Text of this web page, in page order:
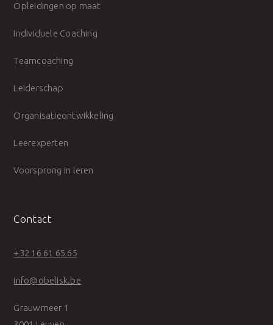
Opleidingen op maat
Individuele Coaching
Teamcoaching
Leiderschap
Organisatieontwikkeling
Leerexperten
Voorsprong in leren
Contact
+32 16 61 65 65
info@obelisk.be
Grauwmeer 1